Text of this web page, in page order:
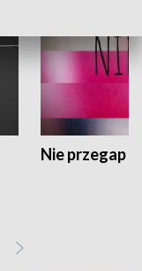
Nie przegap